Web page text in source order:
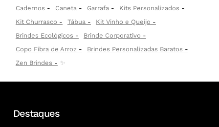
Cadernos
Caneta Garrafa
Kits Personalizados
Kit Churrasco
Tábua
Kit Vinho e Queijo
Brindes Ecológicos
Brinde Corporativo
Copo Fibra de Arroz
Brindes Personalizadas Baratos
Zen Brindes
✨
Destaques